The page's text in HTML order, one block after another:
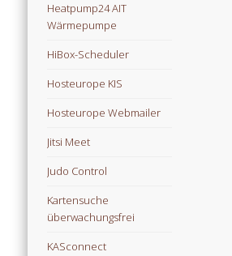
Heatpump24 AIT
Wärmepumpe
HiBox-Scheduler
Hosteurope KIS
Hosteurope Webmailer
Jitsi Meet
Judo Control
Kartensuche
überwachungsfrei
KASconnect